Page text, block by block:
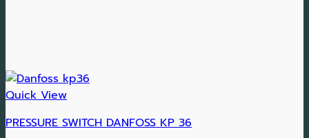
Quick View
PRESSURE SWITCH DANFOSS KP 36